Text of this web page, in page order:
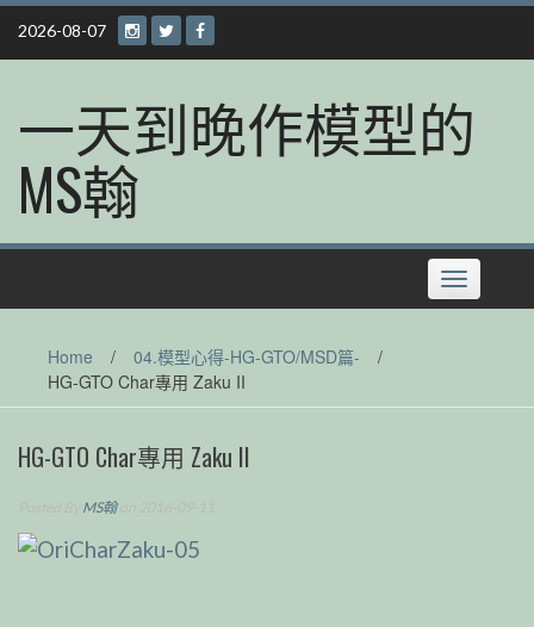
Skip
content
2026-08-07
一天到晚作模型的
MS翰
Toggle
navigation
Home / 04.模型心得-HG-GTO/MSD篇-
/
HG-GTO Char專用 Zaku II
HG-GTO Char專用 Zaku II
MS翰on 2016-09-11